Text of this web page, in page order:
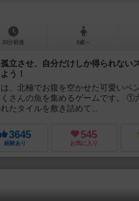
20分前後 8歳～
立させ、自分だけしか得られない
う！
は、北極でお腹を空かせた可愛いペ
さんの魚を集めるゲームです。 ①
たタイルを敷き詰めて...
3645
経験あり
545
お気に入り